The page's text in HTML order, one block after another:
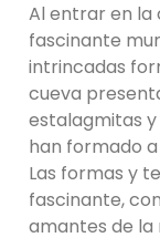
Al entrar en la
fascinante
intrincadas
cueva
estalagmitas
han formado a
Las formas y
fascinante,
amantes de la